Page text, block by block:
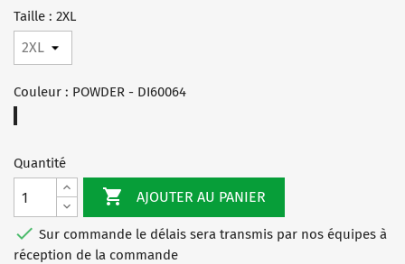
Taille : 2XL
Couleur : POWDER - DI60064
Quantité
 AJOUTER AU PANIER
 Sur commande le délais sera transmis par nos équipes à
réception de la commande